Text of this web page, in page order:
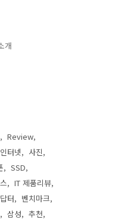
개
Review
터넷
사진
SSD
IT 제품리뷰
터
벤치마크
삼성
추천